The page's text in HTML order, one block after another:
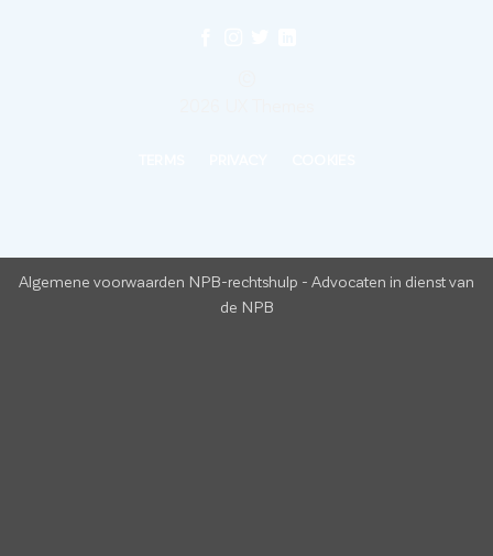
Algemene voorwaarden NPB-rechtshulp - Advocaten in dienst van
de NPB